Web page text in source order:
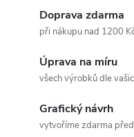
Doprava zdarma
při nákupu nad 1200
Úprava na míru
všech výrobků dle
Grafický návrh
vytvoříme zdarma